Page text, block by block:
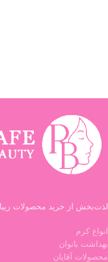
لذت‌بخش از خرید محصولات
انواع کرم
بهداشت بانوان
محصولات آقایان